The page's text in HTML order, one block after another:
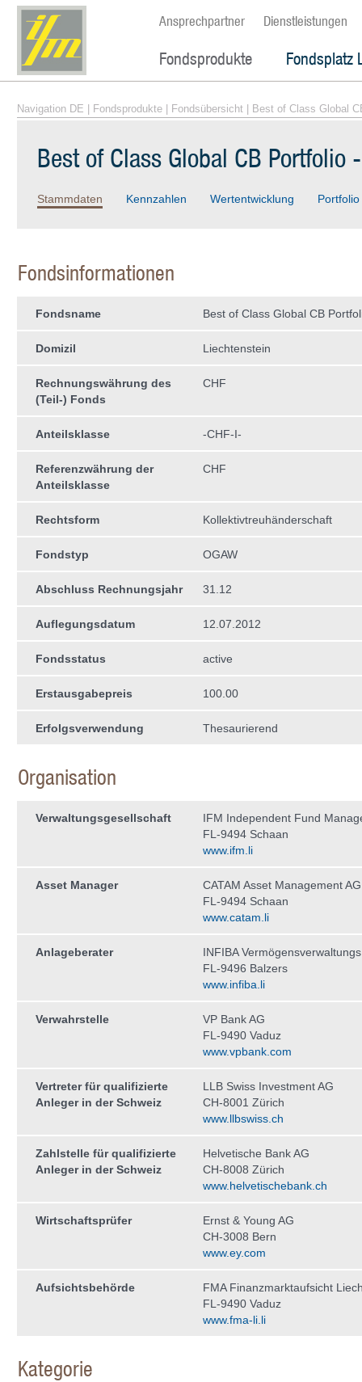
Ansprechpartner Dienstleistungen
Fondsprodukte Fondsplatz
Navigation DE Fondsprodukte Fondsübersicht | Best of Class Global
Best of Class Global CB Portfolio
Stammdaten Kennzahlen Wertentwicklung Portfolio
Fondsinformationen
Fondsname Best of Class Global CB
Domizil Liechtenstein
Rechnungswährung des
(Teil-) Fonds
CHF
Anteilsklasse -CHF-I-
Referenzwährung der
Anteilsklasse
CHF
Rechtsform Kollektivtreuhän­derschaft
Fondstyp OGAW
Abschluss Rechnungsjahr 31.12
Auflegungsdatum 12.07.2012
Fondsstatus active
Erstausgabepreis 100.00
Erfolgsverwendung Thesaurierend
Organisation
Verwaltungs­gesellschaft
IFM Independent Fund
FL-9494 Schaan
www.ifm.li
Asset Manager
CATAM Asset Management AG
FL-9494 Schaan
www.catam.li
Anlageberater
INFIBA
FL-9496 Balzers
www.infiba.li
Verwahrstelle
VP Bank AG
FL-9490 Vaduz
www.vpbank.com
Vertreter für qualifizierte
Anleger in der Schweiz
LLB Swiss Investment AG
CH-8001 Zürich
www.llbswiss.ch
Zahlstelle für qualifizierte
Anleger in der Schweiz
Helvetische Bank AG
CH-8008 Zürich
www.helvetischebank.ch
Wirtschaftsprüfer
Ernst & Young AG
CH-3008 Bern
www.ey.com
Aufsichtsbehörde
FMA Finanzmarktaufsicht
FL-9490 Vaduz
www.fma-li.li
Kategorie